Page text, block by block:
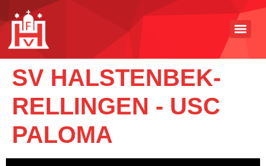
SV HALSTENBEK-
RELLINGEN - USC
PALOMA